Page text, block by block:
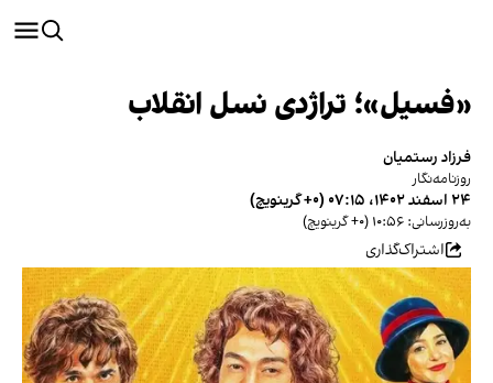
«فسیل»؛ تراژدی نسل انقلاب
فرزاد رستمیان
روزنامه‌نگار
۲۴ اسفند ۱۴۰۲، ۰۷:۱۵ (‎+۰ گرینویچ)
به‌روزرسانی: ۱۰:۵۶ (‎+۰ گرینویچ)
اشتراک‌گذاری